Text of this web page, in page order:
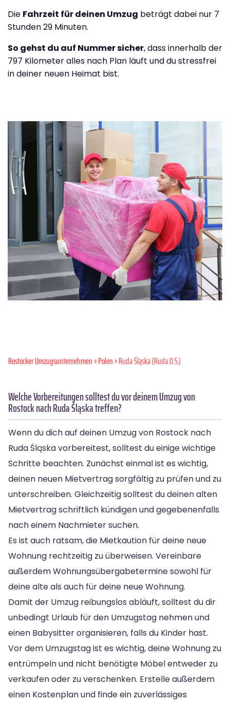
Die Fahrzeit für deinen Umzug beträgt dabei nur 7
Stunden 29 Minuten.
So gehst du auf Nummer sicher, dass innerhalb der
797 Kilometer alles nach Plan läuft und du stressfrei
in deiner neuen Heimat bist.
Rostocker Umzugsunternehmen»Polen» Ruda Śląska (Ruda O.S.)
Welche Vorbereitungen solltest du vor deinem Umzug von
Rostock nach Ruda Śląska treffen?
Wenn du dich auf deinen Umzug von Rostock nach
Ruda Śląska vorbereitest, solltest du einige wichtige
Schritte beachten. Zunächst einmal ist es wichtig,
deinen neuen Mietvertrag sorgfältig zu prüfen und zu
unterschreiben. Gleichzeitig solltest du deinen alten
Mietvertrag schriftlich kündigen und gegebenenfalls
nach einem Nachmieter suchen.
Es ist auch ratsam, die Mietkaution für deine neue
Wohnung rechtzeitig zu überweisen. Vereinbare
außerdem Wohnungsübergabetermine sowohl für
deine alte als auch für deine neue Wohnung.
Damit der Umzug reibungslos abläuft, solltest du dir
unbedingt Urlaub für den Umzugstag nehmen und
einen Babysitter organisieren, falls du Kinder hast.
Vor dem Umzugstag ist es wichtig, deine Wohnung zu
entrümpeln und nicht benötigte Möbel entweder zu
verkaufen oder zu verschenken. Erstelle außerdem
einen Kostenplan und finde ein zuverlässiges